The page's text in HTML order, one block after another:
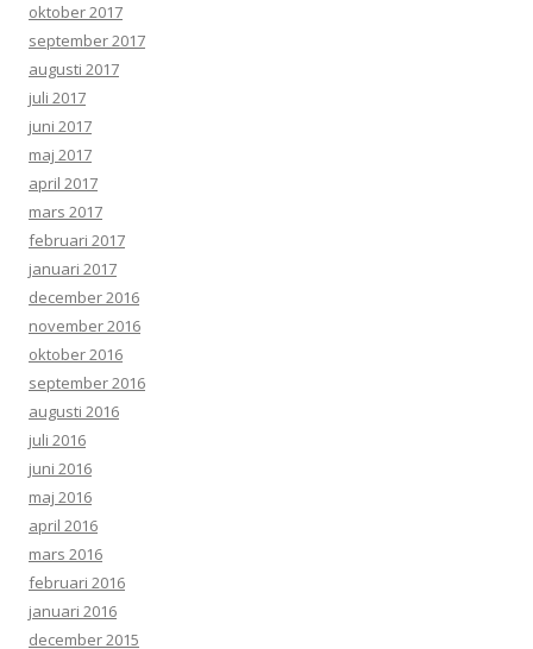
oktober 2017
september 2017
augusti 2017
juli 2017
juni 2017
maj 2017
april 2017
mars 2017
februari 2017
januari 2017
december 2016
november 2016
oktober 2016
september 2016
augusti 2016
juli 2016
juni 2016
maj 2016
april 2016
mars 2016
februari 2016
januari 2016
december 2015